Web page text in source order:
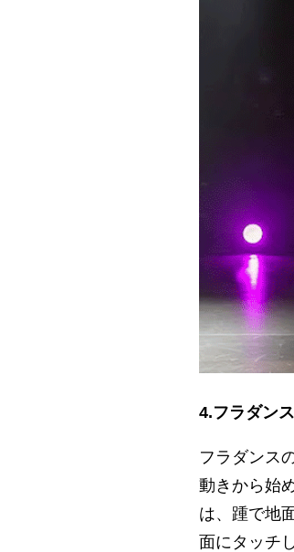
4.フラダン
フラダンス
動きから始
は、踵で地
面にタッチ